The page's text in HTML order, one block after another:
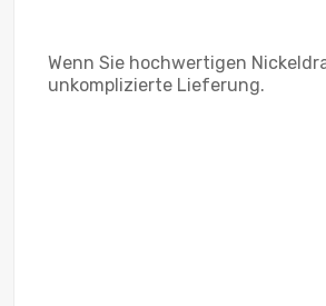
Wenn Sie hochwertigen
unkomplizierte Lieferung.